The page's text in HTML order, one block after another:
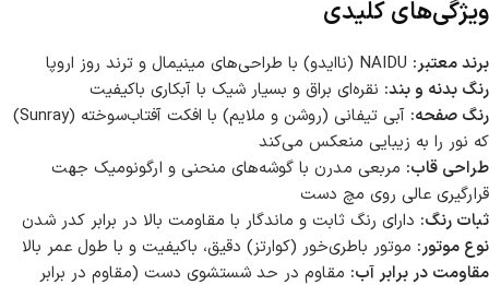
ویژگی‌های کلیدی
برند معتبر:
رنگ بدنه و بند: نقره‌ای براق و بسیار شیک با آبکاری باکیفیت
رنگ صفحه:
آبی تیفانی (روشن و ملایم) با افکت آفتاب‌سوخته (Sunray)
که نور را به زیبایی منعکس می‌کند
طراحی قاب: مربعی مدرن با گوشه‌های منحنی و ارگونومیک جهت
قرارگیری عالی روی مچ دست
ثبات رنگ: دارای رنگ ثابت و ماندگار با مقاومت بالا در برابر کدر شدن
نوع موتور: موتور باطری‌خور (کوارتز) دقیق، باکیفیت و با طول عمر بالا
مقاومت در برابر آب: مقاوم در حد شستشوی دست (مقاوم در برابر